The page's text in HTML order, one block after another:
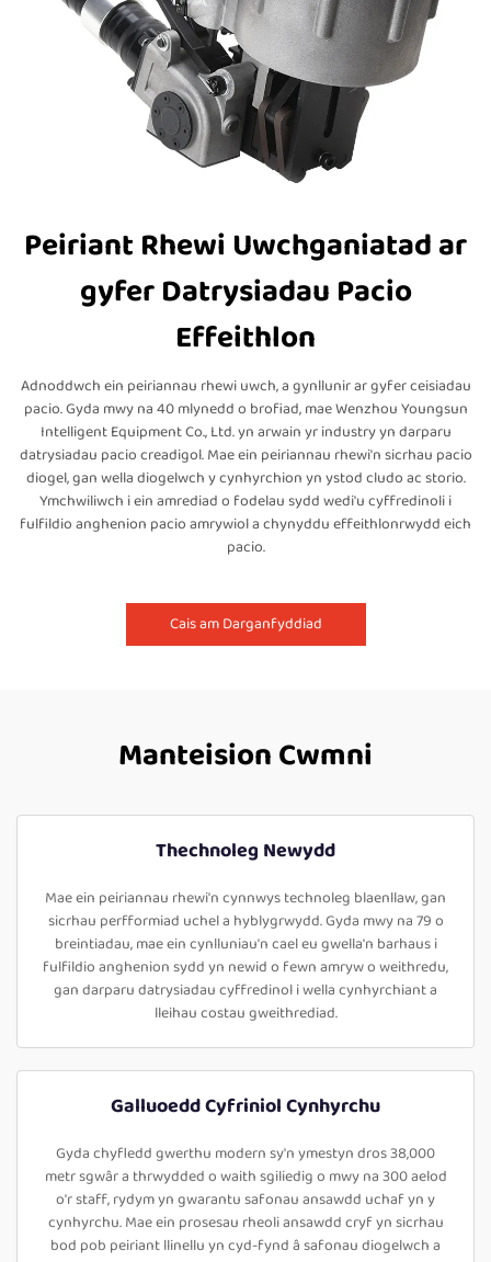
Peiriant Rhewi Uwchganiatad ar
gyfer Datrysiadau Pacio
Effeithlon
Adnoddwch ein peiriannau rhewi uwch, a gynllunir ar gyfer ceisiadau
pacio. Gyda mwy na 40 mlynedd o brofiad, mae Wenzhou Youngsun
Intelligent Equipment Co., Ltd. yn arwain yr industry yn darparu
datrysiadau pacio creadigol. Mae ein peiriannau rhewi'n sicrhau pacio
diogel, gan wella diogelwch y cynhyrchion yn ystod cludo ac storio.
Ymchwiliwch i ein amrediad o fodelau sydd wedi'u cyffredinoli i
fulfildio anghenion pacio amrywiol a chynyddu effeithlonrwydd eich
pacio.
Cais am Darganfyddiad
Manteision Cwmni
Thechnoleg Newydd
Mae ein peiriannau rhewi'n cynnwys technoleg blaenllaw, gan
sicrhau perfformiad uchel a hyblygrwydd. Gyda mwy na 79 o
breintiadau, mae ein cynlluniau'n cael eu gwella'n barhaus i
fulfildio anghenion sydd yn newid o fewn amryw o weithredu,
gan darparu datrysiadau cyffredinol i wella cynhyrchiant a
lleihau costau gweithrediad.
Galluoedd Cyfriniol Cynhyrchu
Gyda chyfledd gwerthu modern sy'n ymestyn dros 38,000
metr sgwâr a thrwydded o waith sgiliedig o mwy na 300 aelod
o'r staff, rydym yn gwarantu safonau ansawdd uchaf yn y
cynhyrchu. Mae ein prosesau rheoli ansawdd cryf yn sicrhau
bod pob peiriant llinellu yn cyd-fynd â safonau diogelwch a